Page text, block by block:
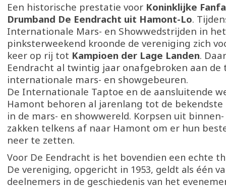
Een historische prestatie voor Koninklijke
Drumband De Eendracht uit Hamont-Lo.
Internationale Mars- en Showwedstrijden in het
pinksterweekend kroonde de vereniging zich
keer op rij tot Kampioen der Lage Landen.
Eendracht al twintig jaar onafgebroken aan de
internationale mars- en showgebeuren.
De Internationale Taptoe en de aansluitende
Hamont behoren al jarenlang tot de
in de mars- en showwereld. Korpsen uit
zakken telkens af naar Hamont om er hun
neer te zetten.
Voor De Eendracht is het bovendien een echte
De vereniging, opgericht in 1953, geldt als één
deelnemers in de geschiedenis van het